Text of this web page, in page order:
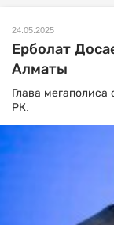
24.05.2025
Ерболат
Алматы
Глава мегаполиса
РК.